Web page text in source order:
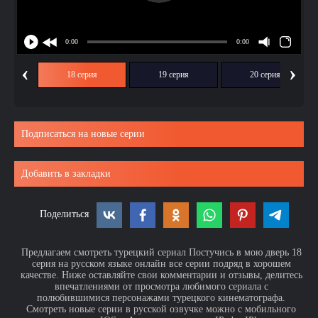
‹ 18 серия 19 серия 20 серия ›
Подписаться на новые серии
Добавить в закладки
Поделиться
Предлагаем смотреть турецкий сериал Постучись в мою дверь 18
серия на русском языке онлайн все серии подряд в хорошем
качестве. Ниже оставляйте свои комментарии и отзывы, делитесь
впечатлениями от просмотра любимого сериала с
полюбившимися персонажами турецкого кинематографа.
Смотреть новые серии в русской озвучке можно с мобильного